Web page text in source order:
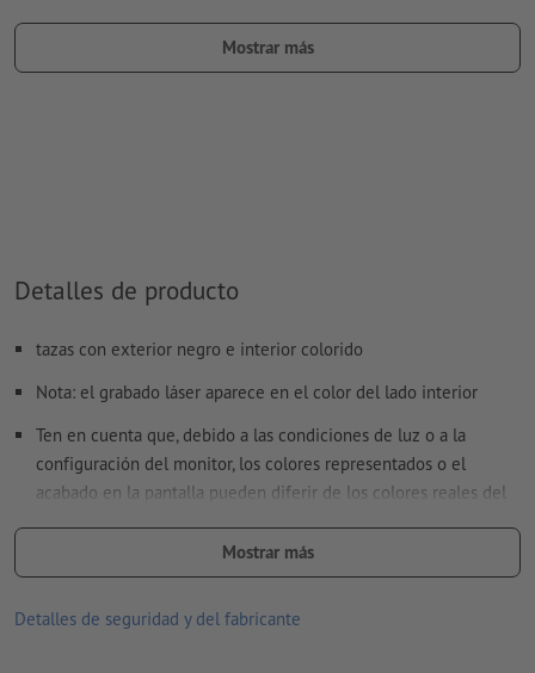
denominación del campo del color: «Laser»
extensión JPEG o TIFF
datos vectorialesen nuestro centro de ayuda.
No corregimos lasfaltas de ortografía y de sintaxis
¿Cómo creo archivos de impresión correctamente?
Mostrar más
Detalles de producto
tazas con exterior negro e interior colorido
Nota: el grabado láser aparece en el color del lado interior
Ten en cuenta que, debido a las condiciones de luz o a la
configuración del monitor, los colores representados o el
acabado en la pantalla pueden diferir de los colores reales del
Nota: No apto para lavavajillas
Mostrar más
Detalles de seguridad y del fabricante